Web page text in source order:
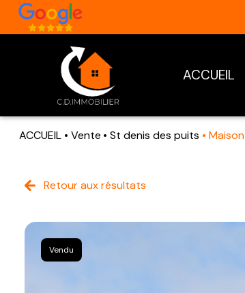
ACCUEIL
ACCUEIL Vente St denis des puits Maison
Retour aux résultats
Vendu